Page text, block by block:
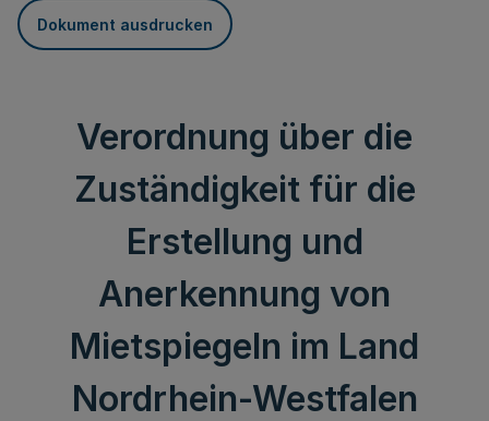
Dokument ausdrucken
Verordnung über die
Zuständigkeit für die
Erstellung und
Anerkennung von
Mietspiegeln im Land
Nordrhein-Westfalen